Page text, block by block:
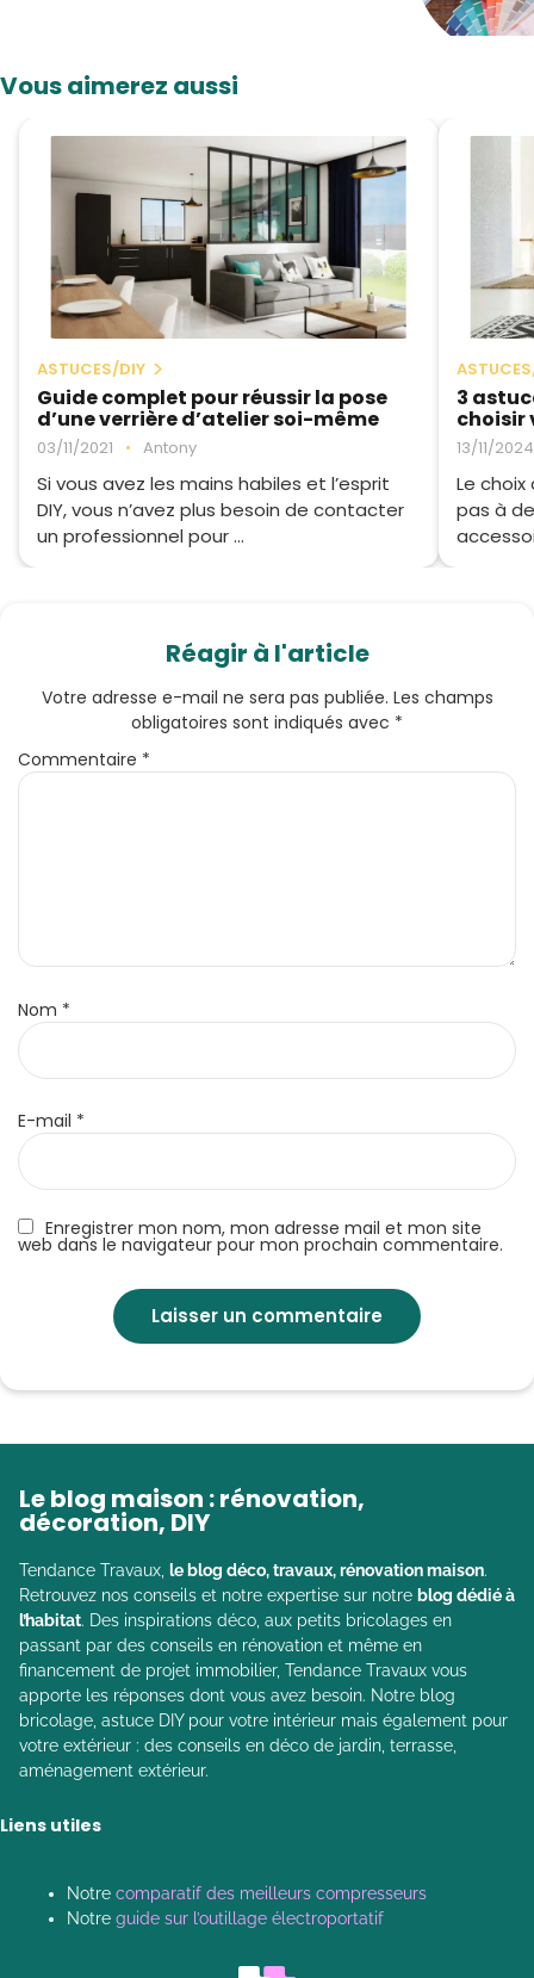
Vous aimerez aussi
ASTUCES/DIY
Guide complet pour réussir la pose
d’une verrière d’atelier soi-même
03/11/2021 • Antony
Si vous avez les mains habiles et l’esprit
DIY, vous n’avez plus besoin de contacter
un professionnel pour ...
3
choisir
13/11/2024
Le choix
pas à
Réagir à l'article
Enregistrer mon nom, mon adresse mail et mon site
web dans le navigateur pour mon prochain commentaire.
Votre adresse e-mail ne sera pas publiée. Les champs
obligatoires sont indiqués avec *
Commentaire *
Nom *
E-mail *
Le blog maison : rénovation,
décoration, DIY
Tendance Travaux, le blog déco, travaux, rénovation maison.
Retrouvez nos conseils et notre expertise sur notre blog dédié à
l’habitat. Des inspirations déco, aux petits bricolages en
passant par des conseils en rénovation et même en
financement de projet immobilier, Tendance Travaux vous
apporte les réponses dont vous avez besoin. Notre blog
bricolage, astuce DIY pour votre intérieur mais également pour
votre extérieur : des conseils en déco de jardin, terrasse,
aménagement extérieur.
Liens utiles
Notre comparatif des meilleurs compresseurs
Notre guide sur l’outillage électroportatif